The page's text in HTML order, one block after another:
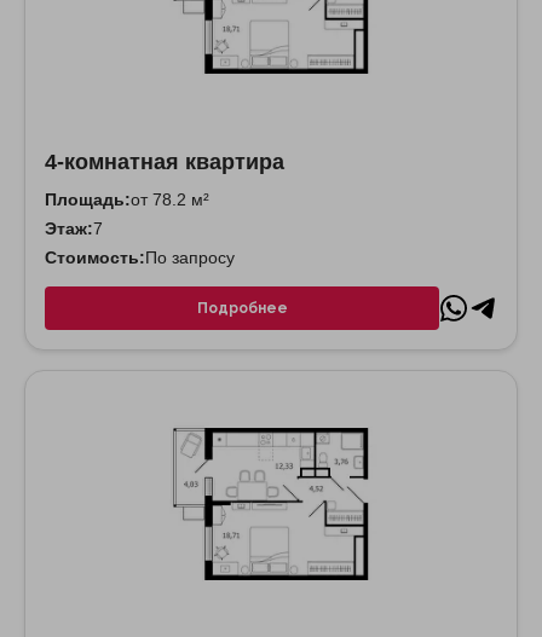
4-комнатная квартира
Площадь:от 78.2 м²
Этаж:7
Стоимость:По запросу
Подробнее